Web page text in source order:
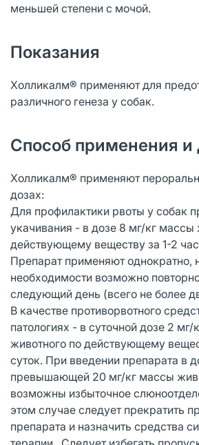
меньшей степени с мочой.
Показания
Холликалм® применяют для
различного генеза у собак.
Способ применения и
Холликалм® применяют
дозах:
Для профилактики рвоты у собак
укачивания - в дозе 8 мг/кг массы
действующему веществу за 1-2
Препарат применяют однократно,
необходимости возможно
следующий день (всего не более
В качестве противорвотного
патологиях - в суточной дозе 2 мг/
животного по действующему
суток. При введении препарата в
превышающей 20 мг/кг массы
возможны избыточное
этом случае следует прекратить
препарата и назначить средства